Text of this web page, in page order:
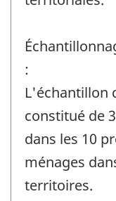
:
L'échantillon
constitué de
dans les 10
ménages
territoires.